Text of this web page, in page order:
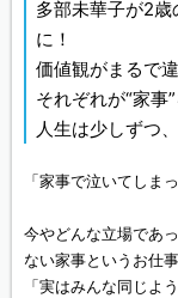
多部未華子が2
に！
価値観がまるで
それぞれが“家
人生は少しずつ
「家事で泣いてしま
今やどんな立場であ
ない家事というお仕事
「実はみんな同じよ